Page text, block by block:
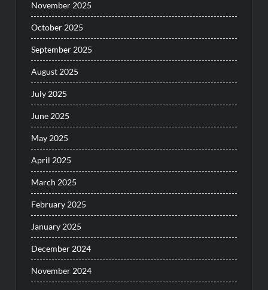
November 2025
October 2025
September 2025
August 2025
July 2025
June 2025
May 2025
April 2025
March 2025
February 2025
January 2025
December 2024
November 2024